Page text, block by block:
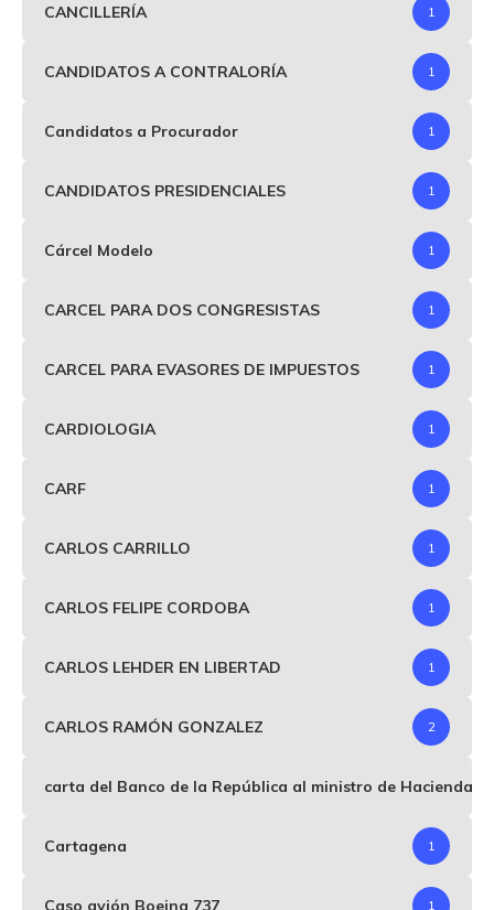
CANCILLERÍA 1
CANDIDATOS A CONTRALORÍA 1
Candidatos a Procurador 1
CANDIDATOS PRESIDENCIALES 1
Cárcel Modelo 1
CARCEL PARA DOS CONGRESISTAS 1
CARCEL PARA EVASORES DE IMPUESTOS 1
CARDIOLOGIA 1
CARF 1
CARLOS CARRILLO 1
CARLOS FELIPE CORDOBA 1
CARLOS LEHDER EN LIBERTAD 1
CARLOS RAMÓN GONZALEZ 2
carta del Banco de la República al ministro de Hacienda
Cartagena 1
Caso avión Boeing 737 1